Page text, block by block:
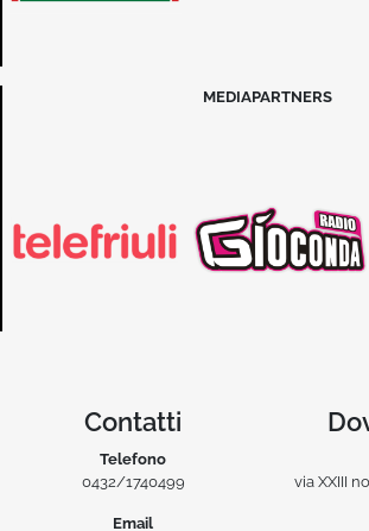
MEDIAPARTNERS
Contatti
Telefono
0432/1740499
Email
via XXIII